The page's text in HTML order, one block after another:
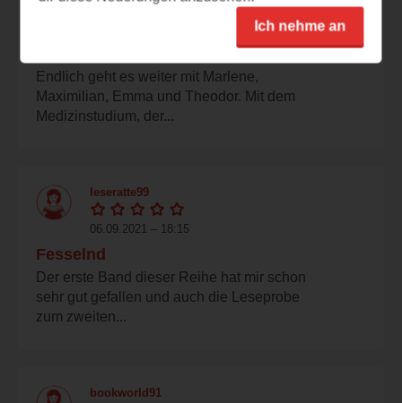
Endlich geht es weiter mit Marlene,
Maximilian, Emma und Theodor. Mit dem
Medizinstudium, der...
leseratte99
06.09.2021 – 18:15
Fesselnd
Der erste Band dieser Reihe hat mir schon
sehr gut gefallen und auch die Leseprobe
zum zweiten...
bookworld91
Ich nehme an